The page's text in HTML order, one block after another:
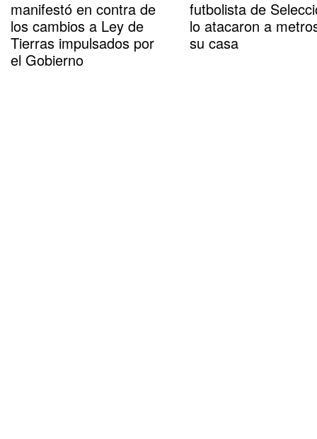
manifestó en contra de
los cambios a Ley de
Tierras impulsados por
el Gobierno
futbolista de
lo atacaron a
su casa